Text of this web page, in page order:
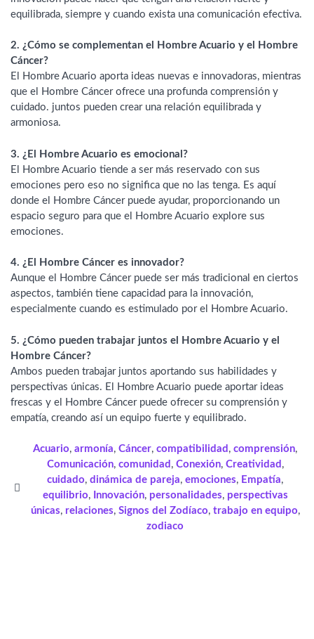
equilibrada, siempre y cuando exista una comunicación efectiva.
2. ¿Cómo se complementan el Hombre Acuario y el Hombre
Cáncer?
El Hombre Acuario aporta ideas nuevas e innovadoras, mientras
que el Hombre Cáncer ofrece una profunda comprensión y
cuidado. juntos pueden crear una relación equilibrada y
armoniosa.
3. ¿El Hombre Acuario es emocional?
El Hombre Acuario tiende a ser más reservado con sus
emociones pero eso no significa que no las tenga. Es aquí
donde el Hombre Cáncer puede ayudar, proporcionando un
espacio seguro para que el Hombre Acuario explore sus
emociones.
4. ¿El Hombre Cáncer es innovador?
Aunque el Hombre Cáncer puede ser más tradicional en ciertos
aspectos, también tiene capacidad para la innovación,
especialmente cuando es estimulado por el Hombre Acuario.
5. ¿Cómo pueden trabajar juntos el Hombre Acuario y el
Hombre Cáncer?
Ambos pueden trabajar juntos aportando sus habilidades y
perspectivas únicas. El Hombre Acuario puede aportar ideas
frescas y el Hombre Cáncer puede ofrecer su comprensión y
empatía, creando así un equipo fuerte y equilibrado.
Acuario,armonía,Cáncer,compatibilidad ,comprensión,
Comunicación, comunidad , Conexión, Creatividad ,
cuidado,dinámica de pareja,emociones, Empatía,
equilibrio, Innovación, personalidades, perspectivas
únicas, relaciones, Signos del Zodíaco, trabajo en equipo,
zodiaco